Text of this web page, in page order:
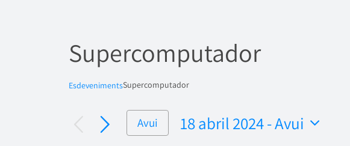
Supercomputador
EsdevenimentsSupercomputador
Avui 18 abril 2024 - Avui